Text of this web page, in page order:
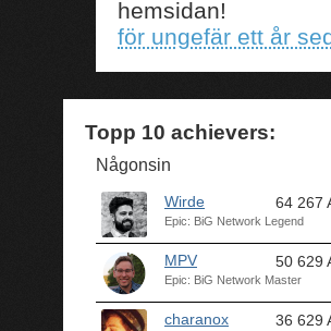
hemsidan!
för ungefär ett år
Topp 10 achievers:
Någonsin
Wirde 64 267
Epic: BiG Network Legend
MPV 50 629
Epic: BiG Network Master
charanox 36 629